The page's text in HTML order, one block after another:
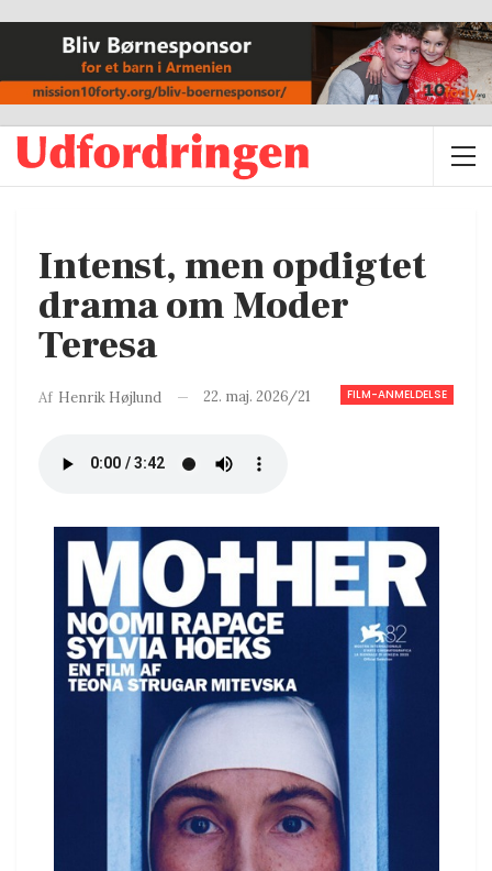
Intenst, men opdigtet
drama om Moder
Teresa
FILM-ANMELDELSE
Af Henrik Højlund 22. maj. 2026/21